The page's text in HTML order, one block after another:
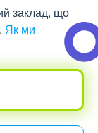
заклад, що
Як ми